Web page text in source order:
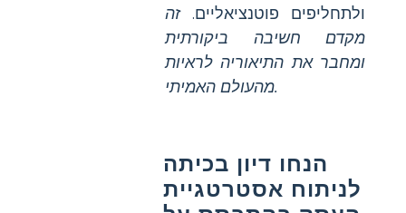
ולתחליפים פוטנציאליים.זה
מקדם חשיבה ביקורתית
ומחבר את התיאוריה לראיות
מהעולם האמיתי.
הנחו דיון בכיתה
לניתוח אסטרטגיית